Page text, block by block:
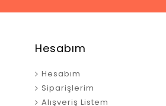
Hesabım
Hesabım
Siparişlerim
Alışveriş Listem